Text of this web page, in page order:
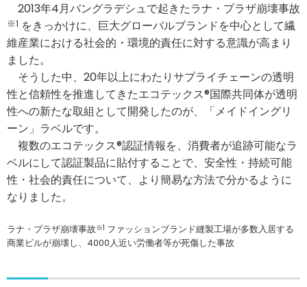
2013年4月バングラデシュで起きたラナ・プラザ崩壊事故
※1 をきっかけに、巨大グローバルブランドを中心として繊
維産業における社会的・環境的責任に対する意識が高まり
ました。
そうした中、20年以上にわたりサプライチェーンの透明
性と信頼性を推進してきたエコテックス®国際共同体が透明
性への新たな取組として開発したのが、「メイドイングリ
ーン」ラベルです。
複数のエコテックス®認証情報を、消費者が追跡可能なラ
ベルにして認証製品に貼付することで、安全性・持続可能
性・社会的責任について、より簡易な方法で分かるように
なりました。
ラナ・プラザ崩壊事故※1 ファッションブランド縫製工場が多数入居する
商業ビルが崩壊し、4000人近い労働者等が死傷した事故